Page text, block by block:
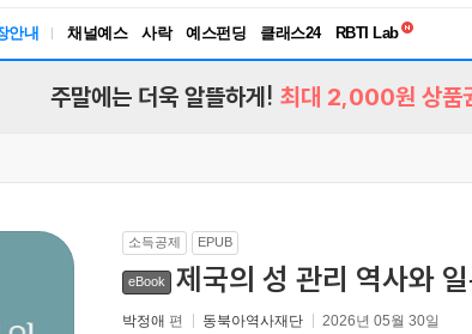
안내 채널예스 사락 예스펀딩 클래스24
독서유형검사
주말에는 더욱 알뜰하게! 최대 2,000원 상품
소득공제 EPUB
eBook 제국의 성 관리 역사와 일
박정애 편 동북아역사재단 2026년 05월 30일